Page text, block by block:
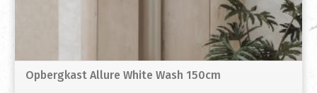
Opbergkast Allure White Wash 150cm